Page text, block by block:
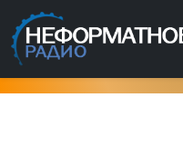
Как попасть